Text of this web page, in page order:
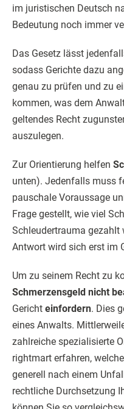
im juristischen Deutsch
Bedeutung noch immer
Das Gesetz lässt
sodass Gerichte dazu
genau zu prüfen und zu
kommen, was dem
geltendes Recht
auszulegen.
Zur Orientierung helfen
unten). Jedenfalls muss
pauschale Voraussage
Frage gestellt, wie viel
Schleudertrauma gezahlt
Antwort wird sich erst im
Um zu seinem Recht zu
Schmerzensgeld nicht
Gericht einfordern. Dies
eines Anwalts.
zahlreiche spezialisierte
rightmart erfahren,
generell nach einem
rechtliche Durchsetzung